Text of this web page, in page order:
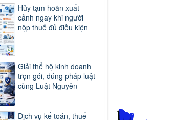
Hủy tạm hoãn xuất
cảnh ngay khi người
nộp thuế đủ điều kiện
Giải thể hộ kinh doanh
trọn gói, đúng pháp luật
cùng Luật Nguyễn
Dịch vụ kế toán, thuế